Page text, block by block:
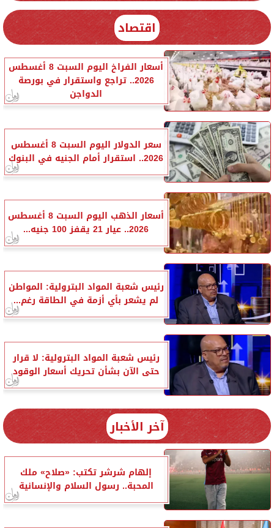
اقتصاد
أسعار الفراخ اليوم السبت 8 أغسطس
2026.. تراجع واستقرار في بورصة
الدواجن
سعر الدولار اليوم السبت 8 أغسطس
2026.. استقرار أمام الجنيه في البنوك
أسعار الذهب اليوم السبت 8 أغسطس
2026.. عيار 21 يقفز 100 جنيه...
رئيس شعبة المواد البترولية: المواطن
لم يشعر بأي أزمة في الطاقة رغم...
رئيس شعبة المواد البترولية: لا قرار
حتى الآن بشأن تحريك أسعار الوقود
آخر الأخبار
إلهام شرشر تكتب: «صلاح» ملك
المحبة.. رسول السلام والإنسانية